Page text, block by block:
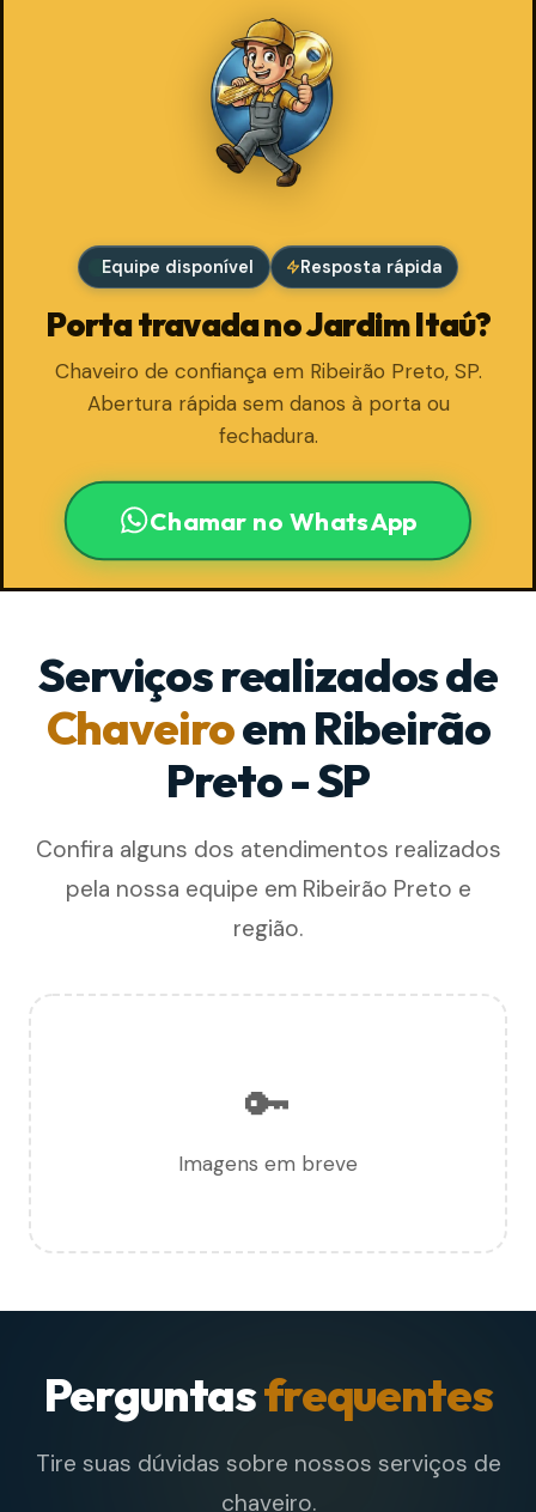
Equipe disponível Resposta rápida
Porta travada no Jardim Itaú?
Chaveiro de confiança em Ribeirão Preto, SP.
Abertura rápida sem danos à porta ou
fechadura.
Chamar no WhatsApp
Serviços realizados de
Chaveiroem Ribeirão
Preto - SP
Confira alguns dos atendimentos realizados
pela nossa equipe em Ribeirão Preto e
região.
🔑
Imagens em breve
Perguntasfrequentes
Tire suas dúvidas sobre nossos serviços de
chaveiro.